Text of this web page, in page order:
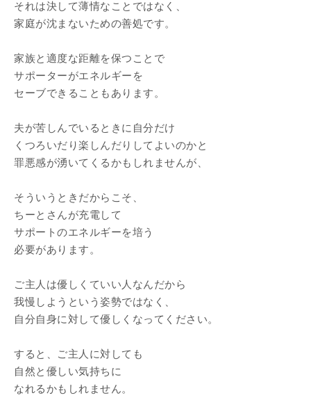
それは決して薄情なことではなく、
家庭が沈まないための善処です。
家族と適度な距離を保つことで
サポーターがエネルギーを
セーブできることもあります。
夫が苦しんでいるときに自分だけ
くつろいだり楽しんだりしてよいのかと
罪悪感が湧いてくるかもしれませんが、
そういうときだからこそ、
ちーとさんが充電して
サポートのエネルギーを培う
必要があります。
ご主人は優しくていい人なんだから
我慢しようという姿勢ではなく、
自分自身に対して優しくなってください。
すると、ご主人に対しても
自然と優しい気持ちに
なれるかもしれません。